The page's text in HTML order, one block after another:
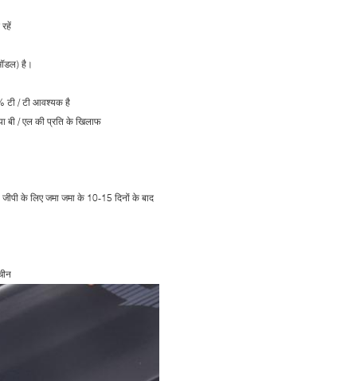
है।
टी / टी आवश्यक है
बी / एल की प्रति के खिलाफ
के लिए जमा जमा के 10-15 दिनों के बाद